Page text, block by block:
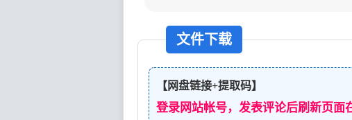
文件下载
【网盘链接+提取码】
登录网站帐号，发表评论后刷新页面